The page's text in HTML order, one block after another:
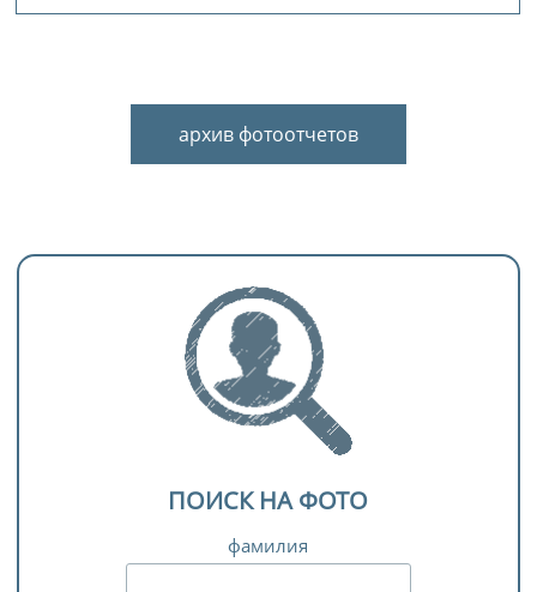
архив фотоотчетов
ПОИСК НА ФОТО
фамилия